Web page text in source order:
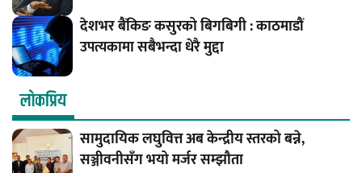
देशभर बैंकिङ कसुरको बिगबिगी : काठमाडौं
उपत्यकामा सबैभन्दा धेरै मुद्दा
लाेकप्रिय
सामुदायिक लघुवित्त अब केन्द्रीय स्तरको बन्ने,
सञ्जीवनीसँग भयो मर्जर सम्झौता